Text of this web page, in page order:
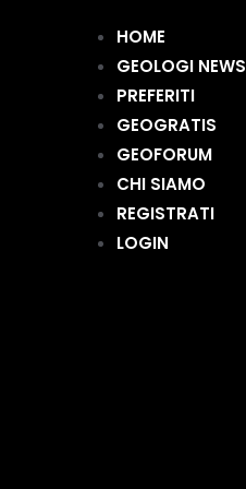
HOME
GEOLOGI NEWS
PREFERITI
GEOGRATIS
GEOFORUM
CHI SIAMO
REGISTRATI
LOGIN